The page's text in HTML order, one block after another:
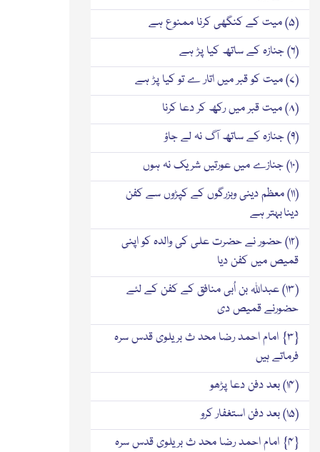
(۵) میت کے کنگھی کرنا ممنوع ہے
(۶) جنازہ کے ساتھ کیا پڑ ہے
(۷) میت کو قبر میں اتار ے تو کیا پڑ ہے
(۸) میت قبر میں رکھ کر دعا کرنا
(۹) جنازہ کے ساتھ آگ نہ لے جاؤ
(۱۰) جنازے میں عورتیں شریک نہ ہوں
(۱۱) معظم دینی وبزرگوں کے کپڑوں سے کفن
دینا بہتر ہے
(۱۲) حضور نے حضرت علی کی والدہ کو اپنی
قمیص میں کفن دیا
(۱۳) عبداللہ بن اُبی منافق کے کفن کے لئے
حضورنے قمیص دی
{۳} امام احمد رضا محد ث بریلوی قدس سرہ
فرماتے ہیں
(۱۴) بعد دفن دعا پڑھو
(۱۵) بعد دفن استغفار کرو
{۴} امام احمد رضا محد ث بریلوی قدس سرہ